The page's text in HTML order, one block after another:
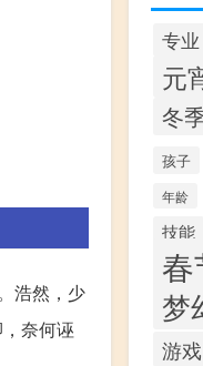
浩然，少
奈何诬
专业
元
冬
孩子
年龄
技能
梦
游戏